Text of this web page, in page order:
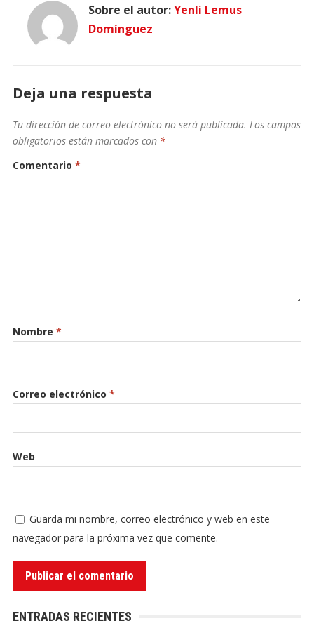
Sobre el autor:Yenli Lemus
Domínguez
Deja una respuesta
Tu dirección de correo electrónico no será publicada. Los campos
obligatorios están marcados con *
Comentario *
Nombre *
Correo electrónico *
Web
Guarda mi nombre, correo electrónico y web en este
navegador para la próxima vez que comente.
ENTRADAS RECIENTES